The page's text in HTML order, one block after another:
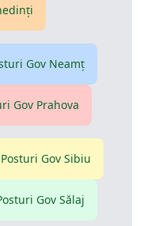
Gov Neamţ
Gov Prahova
Posturi Gov Sibiu
Gov Sălaj